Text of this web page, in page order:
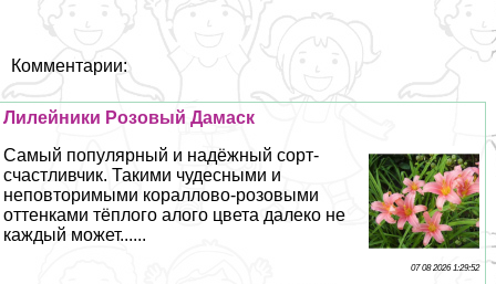
Комментарии:
Лилейники Розовый Дамаск
Самый популярный и надёжный сорт-
счастливчик. Такими чудесными и
неповторимыми кораллово-розовыми
оттенками тёплого алого цвета далеко не
каждый может......
07 08 2026 1:29:52